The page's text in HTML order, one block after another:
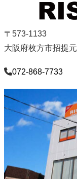
〒573-1133
大阪府枚方市招提
072-868-7733